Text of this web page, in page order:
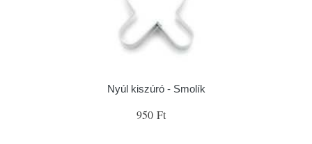
Nyúl kiszúró - Smolík
950 Ft